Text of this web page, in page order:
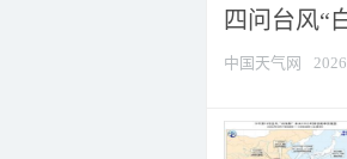
四问台风“
中国天气网